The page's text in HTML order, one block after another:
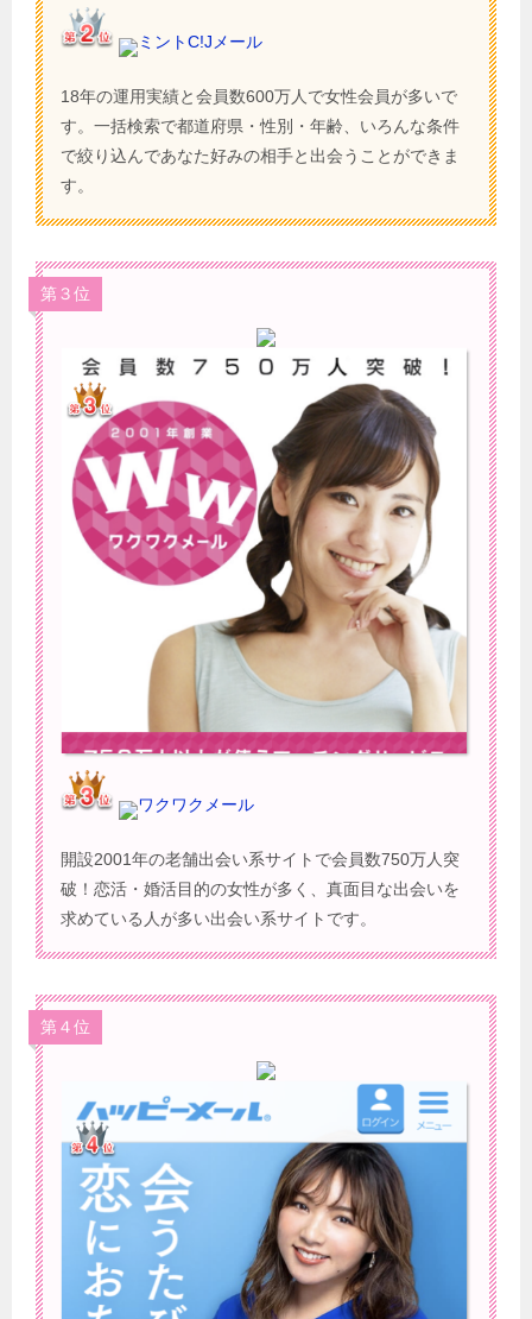
ミントC!Jメール
18年の運用実績と会員数600万人で女性会員が多いで
す。一括検索で都道府県・性別・年齢、いろんな条件
で絞り込んであなた好みの相手と出会うことができま
す。
第３位
ワクワクメール
開設2001年の老舗出会い系サイトで会員数750万人突
破！恋活・婚活目的の女性が多く、真面目な出会いを
求めている人が多い出会い系サイトです。
第４位